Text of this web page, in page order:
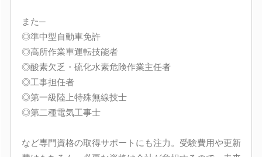
また─
◎準中型自動車免許
◎高所作業車運転技能者
◎酸素欠乏・硫化水素危険作業主任者
◎工事担任者
◎第一級陸上特殊無線技士
◎第二種電気工事士
など専門資格の取得サポートにも注力。受験費用や更新